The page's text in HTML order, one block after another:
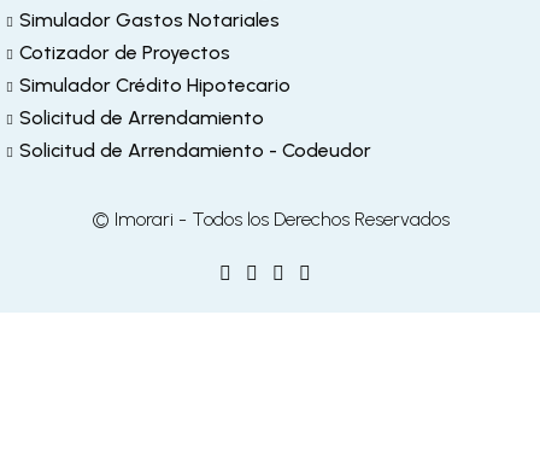
Simulador Gastos Notariales
Cotizador de Proyectos
Simulador Crédito Hipotecario
Solicitud de Arrendamiento
Solicitud de Arrendamiento - Codeudor
© Imorari - Todos los Derechos Reservados